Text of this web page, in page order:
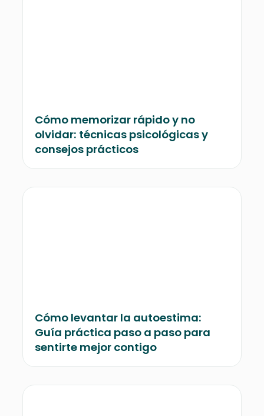
Cómo memorizar rápido y no
olvidar: técnicas psicológicas y
consejos prácticos
Cómo levantar la autoestima:
Guía práctica paso a paso para
sentirte mejor contigo